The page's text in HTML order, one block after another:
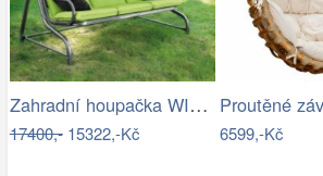
Zahradní houpačka WIENN - GD
17400,-15322,-Kč 6599,-Kč